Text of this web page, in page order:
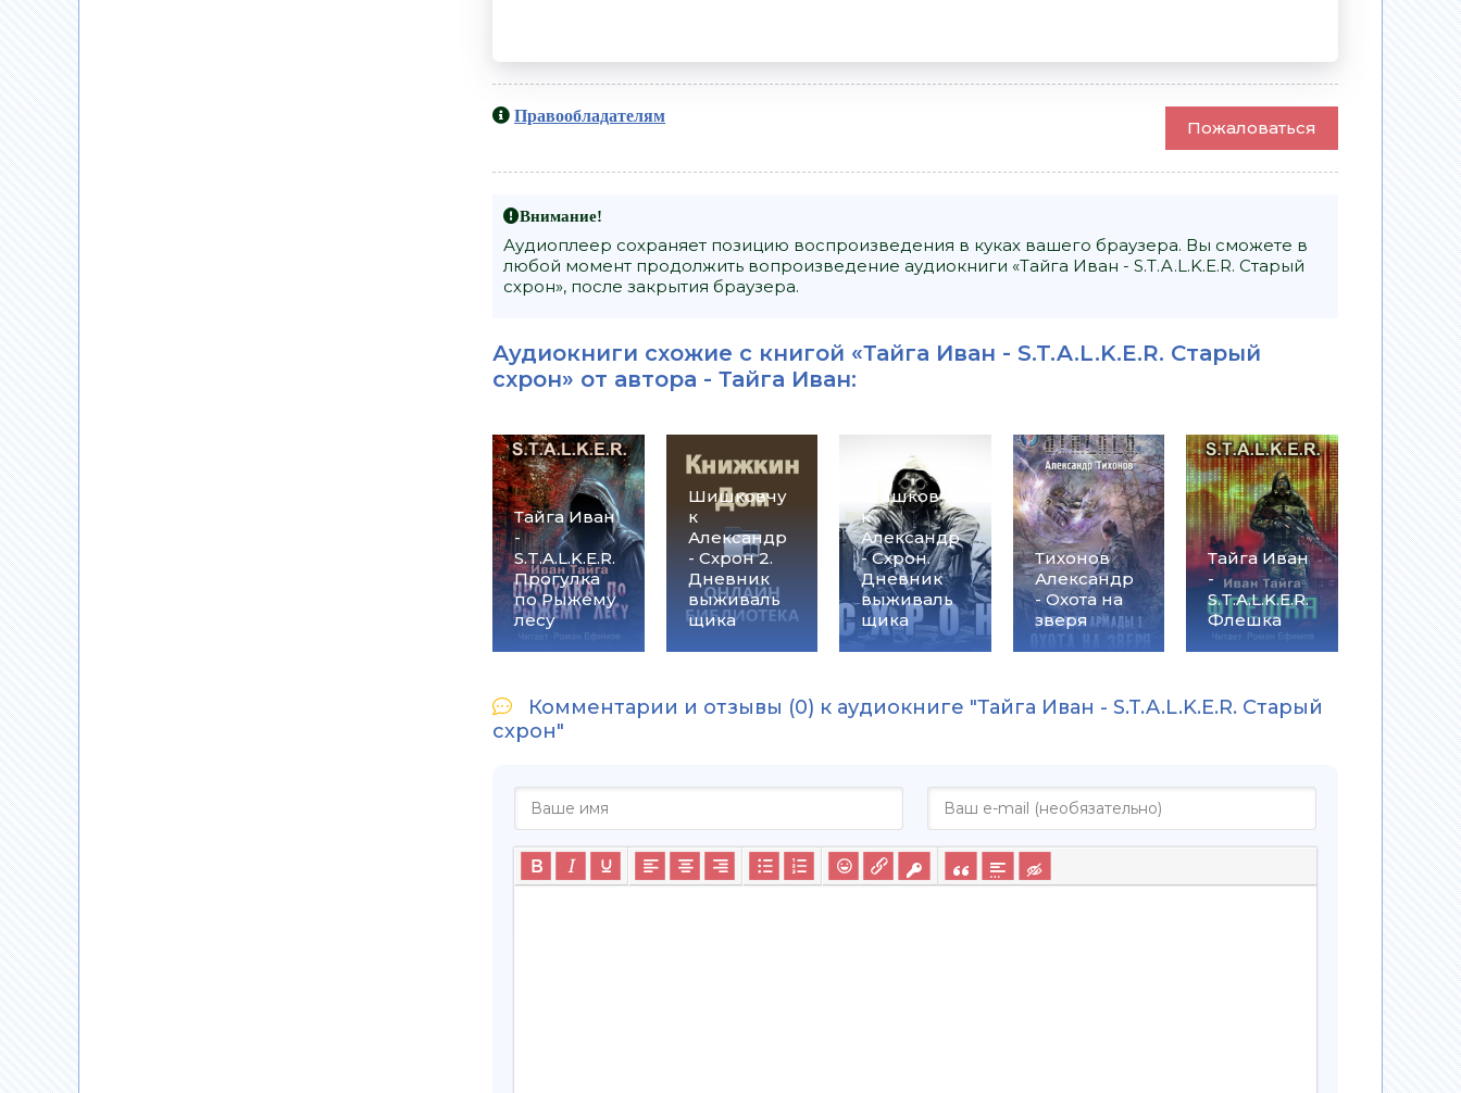
Правообладателям
Пожаловаться
Внимание!
Аудиоплеер сохраняет позицию воспроизведения в куках вашего браузера. Вы сможете в
любой момент продолжить вопроизведение аудиокниги «Тайга Иван - S.T.A.L.K.E.R. Старый
схрон», после закрытия браузера.
Аудиокниги схожие с книгой «Тайга Иван - S.T.A.L.K.E.R. Старый
схрон» от автора - Тайга Иван:
Тайга Иван
-
S.T.A.L.K.E.R.
Прогулка
по Рыжему
лесу
Шишковчу
к
Александр
- Схрон 2.
Дневник
выживаль
щика
Шишковчу
к
Александр
- Схрон.
Дневник
выживаль
щика
Тихонов
Александр
- Охота на
зверя
Тайга Иван
-
S.T.A.L.K.E.R.
Флешка
Комментарии и отзывы (0) к аудиокниге "Тайга Иван - S.T.A.L.K.E.R. Старый
схрон"